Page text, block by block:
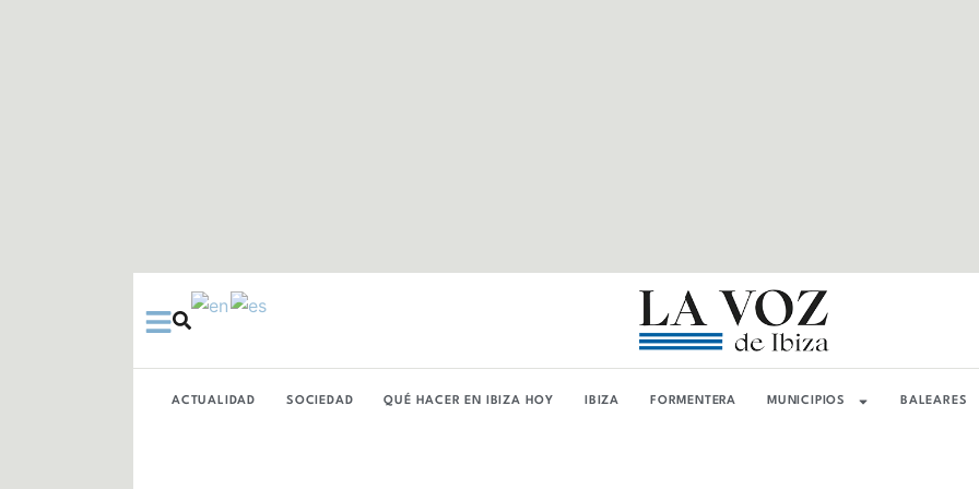
ACTUALIDAD SOCIEDAD QUÉ HACER EN IBIZA HOY IBIZA FORMENTERA MUNICIPIOS BALEARES